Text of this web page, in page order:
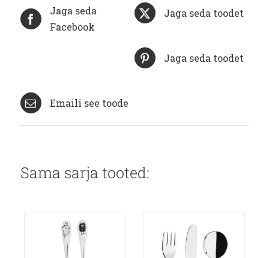
Jaga seda
Facebook
Jaga seda toodet
Jaga seda toodet
Emaili see toode
Sama sarja tooted: